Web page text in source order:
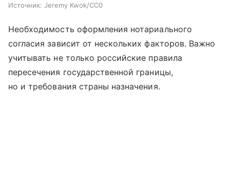
Источник: Jeremy Kwok/CC0
Необходимость оформления нотариального
согласия зависит от нескольких факторов. Важно
учитывать не только российские правила
пересечения государственной границы,
но и требования страны назначения.